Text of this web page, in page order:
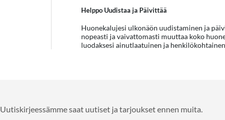
Helppo Uudistaa ja Päivittää
Huonekalujesi ulkonäön uudistaminen ja
nopeasti ja vaivattomasti muuttaa koko
luodaksesi ainutlaatuinen ja
Uutiskirjeessämme saat uutiset ja tarjoukset ennen muita.